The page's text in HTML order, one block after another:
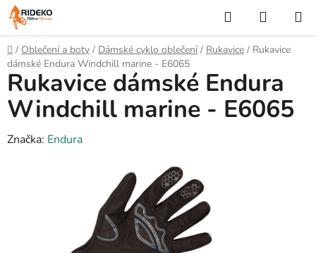
Přejít
na
obsah
Hledat
KOŠÍK
Domů
/ Oblečení a boty / Dámské cyklo oblečení / Rukavice / Rukavice
dámské Endura Windchill marine - E6065
Rukavice dámské Endura
Windchill marine - E6065
Značka: Endura